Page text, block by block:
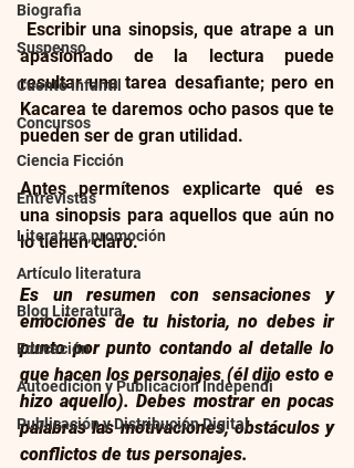
Biografia
Suspenso
Cuento infantil
Concursos
Ciencia Ficción
Entrevistas
Literatura,promoción
Artículo literatura
Blog Literatura
Educación
Autoedición y Publicación Independi
Publicación y Distribución Digital
apasionado de la lectura puede
resultar una tarea desafiante; pero en
Kacarea te daremos ocho pasos que te
pueden ser de gran utilidad.
Antes permítenos explicarte qué es
una sinopsis para aquellos que aún no
lo tienen claro.
Es un resumen con sensaciones y
emociones de tu historia, no debes ir
punto por punto contando al detalle lo
que hacen los personajes (él dijo esto e
hizo aquello). Debes mostrar en pocas
palabras las motivaciones, obstáculos y
conflictos de tus personajes.